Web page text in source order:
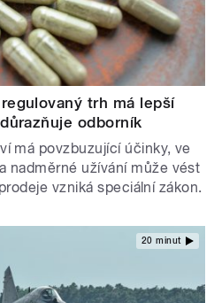
trh má lepší
odborník
má povzbuzující účinky, ve
nadměrné užívání může vést
vzniká speciální zákon.
20 minut